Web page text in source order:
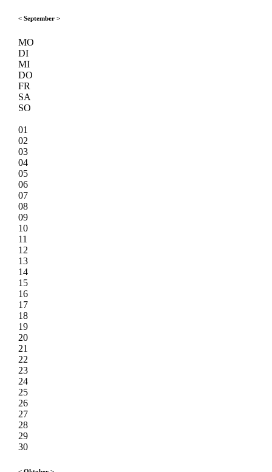
< September >
MO
DI
MI
DO
FR
SA
SO
01
02
03
04
05
06
07
08
09
10
11
12
13
14
15
16
17
18
19
20
21
22
23
24
25
26
27
28
29
30